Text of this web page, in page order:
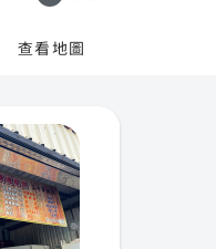
查看地圖